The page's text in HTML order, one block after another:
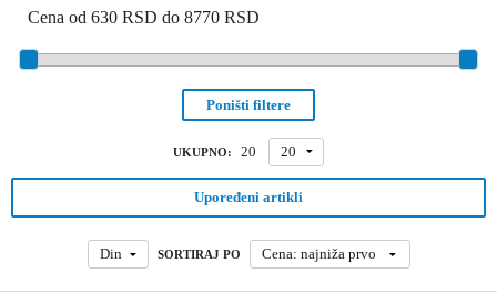
Cena od 630 RSD do 8770 RSD
Poništi filtere
UKUPNO: 20 20
Upoređeni artikli
Din SORTIRAJ PO Cena: najniža prvo